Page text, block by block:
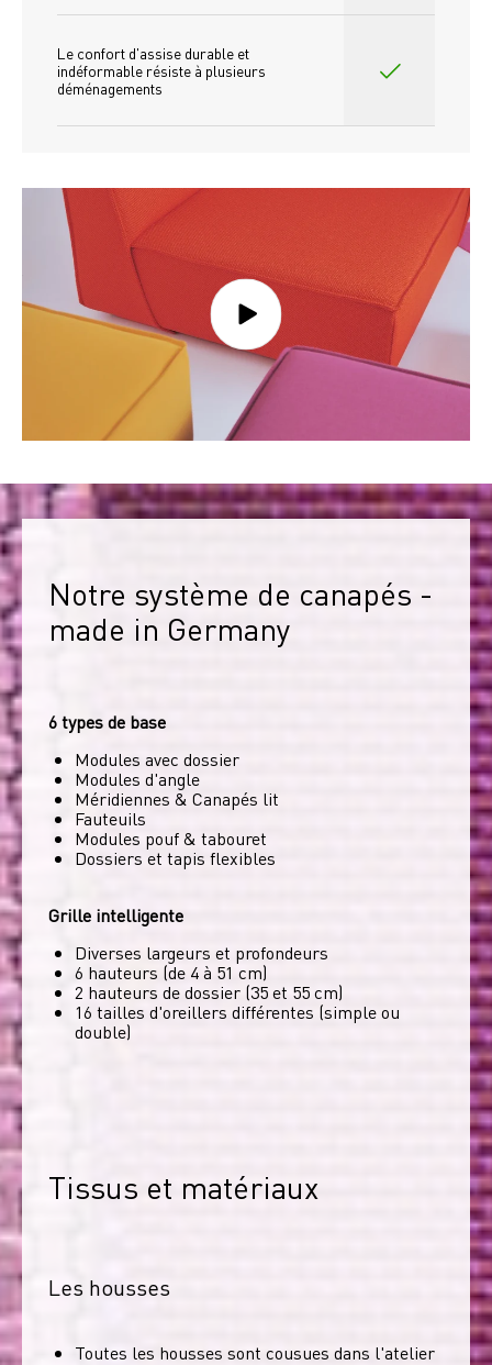
Le confort d'assise durable et
indéformable résiste à plusieurs
déménagements
Notre système de canapés -
made in Germany
6 types de base
Modules avec dossier
Modules d'angle
Méridiennes & Canapés lit
Fauteuils
Modules pouf & tabouret
Dossiers et tapis flexibles
Grille intelligente
Diverses largeurs et profondeurs
6 hauteurs (de 4 à 51 cm)
2 hauteurs de dossier (35 et 55 cm)
16 tailles d'oreillers différentes (simple ou
double)
Tissus et matériaux
Les housses
Toutes les housses sont cousues dans l'atelier